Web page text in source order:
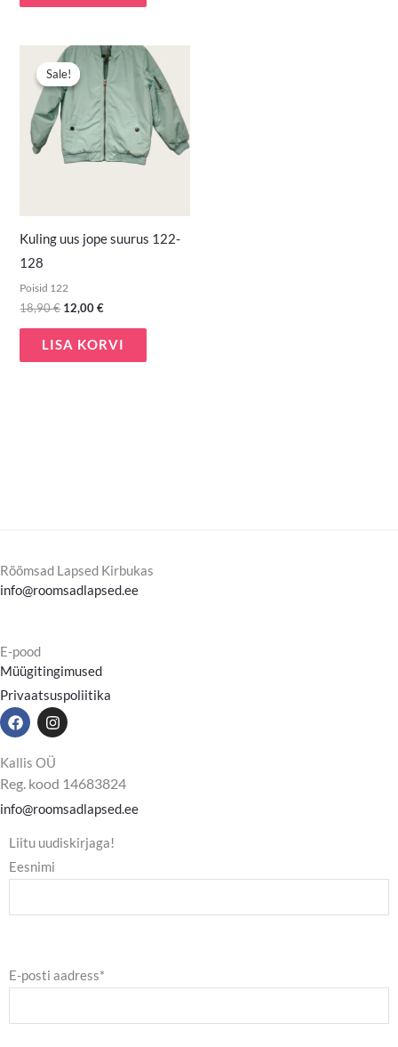
Sale!
Sale!
Kuling uus jope suurus 122-
128
Poisid 122
18,90€
Algne
hind
oli:
18,90 €.
12,00€
Praegune
hind
on:
12,00 €.
LISA KORVI
Rõõmsad Lapsed Kirbukas
info@roomsadlapsed.ee
E-pood
Müügitingimused
Privaatsuspoliitika
F
a
e
o
o
k
I
n
t
g
r
a
m
Kallis OÜ
Reg. kood 14683824
info@roomsadlapsed.ee
Liitu uudiskirjaga!
Eesnimi
E-posti aadress*